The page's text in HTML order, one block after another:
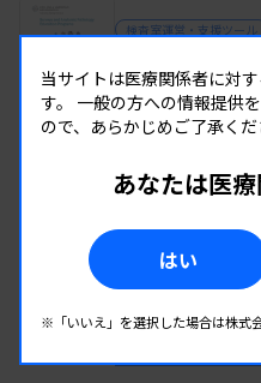
検査室運営・支援ツール
提供：株式会社CGI
【2026年度】血
検査室運営・支援ツール
ダードプログラ
当サイトは医療関係者に対
す。 一般の方への情報提供
ので、あらかじめご了承くだ
あなたは医
はい
※「いいえ」を選択した場合は株式